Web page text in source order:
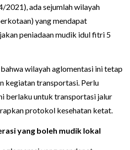
2021), ada sejumlah wilayah
yang mendapat
peniadaan mudik idul fitri 5
wilayah aglomentasi ini tetap
kegiatan transportasi. Perlu
berlaku untuk transportasi jalur
protokol kesehatan ketat.
yang boleh mudik lokal